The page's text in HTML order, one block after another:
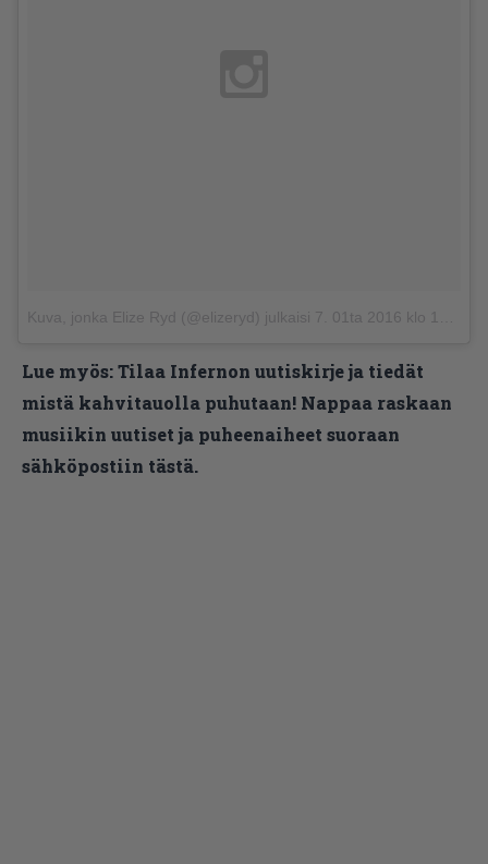
Kuva, jonka Elize Ryd (@elizeryd) julkaisi 7. 01ta 2016 klo 10.12 PST
Lue myös:Tilaa Infernon uutiskirje ja tiedät
mistä kahvitauolla puhutaan! Nappaa raskaan
musiikin uutiset ja puheenaiheet suoraan
sähköpostiin tästä.